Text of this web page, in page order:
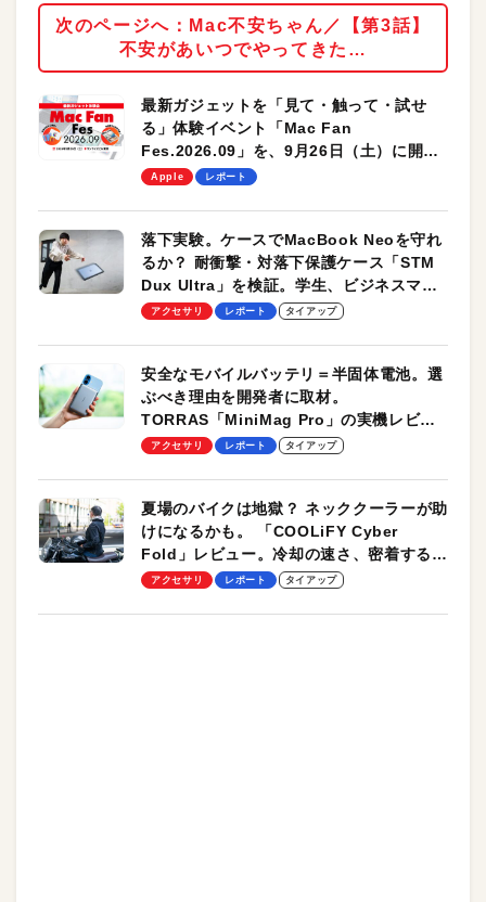
次のページへ：Mac不安ちゃん／【第3話】
不安があいつでやってきた…
最新ガジェットを「見て・触って・試せ
る」体験イベント「Mac Fan
Fes.2026.09」を、9月26日（土）に開催
します！
Apple レポート
落下実験。ケースでMacBook Neoを守れ
るか？ 耐衝撃・対落下保護ケース「STM
Dux Ultra」を検証。学生、ビジネスマン
のモバイルユースに最適！
アクセサリ レポート タイアップ
安全なモバイルバッテリ＝半固体電池。選
ぶべき理由を開発者に取材。
TORRAS「MiniMag Pro」の実機レビュ
ーも
アクセサリ レポート タイアップ
夏場のバイクは地獄？ ネッククーラーが助
けになるかも。 「COOLiFY Cyber
Fold」レビュー。冷却の速さ、密着する冷
却プレート、シンプルな操作性がグッド！
アクセサリ レポート タイアップ